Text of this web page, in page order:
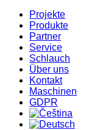
Projekte
Produkte
Partner
Service
Schlauch
Über uns
Kontakt
Maschinen
GDPR